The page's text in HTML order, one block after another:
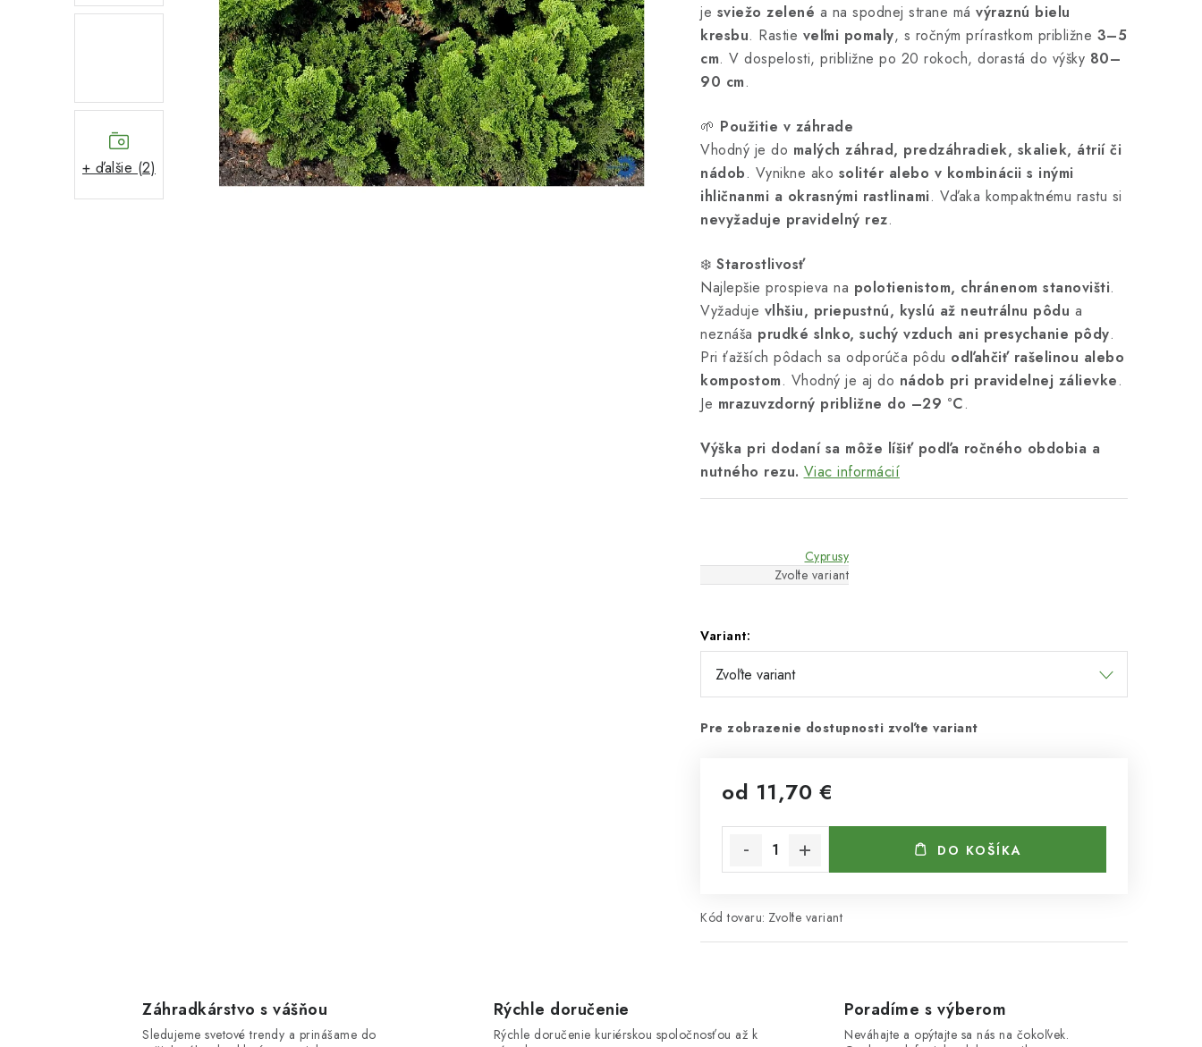
+ ďalšie (2)
je sviežo zelené a na spodnej strane má výraznú bielu
kresbu. Rastie veľmi pomaly, s ročným prírastkom približne 3–5
cm. V dospelosti, približne po 20 rokoch, dorastá do výšky 80–
90 cm.
🌱 Použitie v záhrade
Vhodný je do malých záhrad, predzáhradiek, skaliek, átrií či
nádob. Vynikne ako solitér alebo v kombinácii s inými
ihličnanmi a okrasnými rastlinami. Vďaka kompaktnému rastu si
nevyžaduje pravidelný rez.
❄️ Starostlivosť
Najlepšie prospieva na polotienistom, chránenom stanovišti.
Vyžaduje vlhšiu, priepustnú, kyslú až neutrálnu pôdu a
neznáša prudké slnko, suchý vzduch ani presychanie pôdy.
Pri ťažších pôdach sa odporúča pôdu odľahčiť rašelinou alebo
kompostom. Vhodný je aj do nádob pri pravidelnej zálievke.
Je mrazuvzdorný približne do –29 °C.
Výška pri dodaní sa môže líšiť podľa ročného obdobia a
nutného rezu. Viac informácií
Cyprusy
Zvoľte variant
Variant:
Pre zobrazenie dostupnosti zvoľte variant
od 11,70 €
DO KOŠÍKA
Kód tovaru: Zvoľte variant
Záhradkárstvo s vášňou
Sledujeme svetové trendy a prinášame do
Rýchle doručenie
Rýchle doručenie kuriérskou spoločnosťou až k
Poradíme s výberom
Neváhajte a opýtajte sa nás na čokoľvek.